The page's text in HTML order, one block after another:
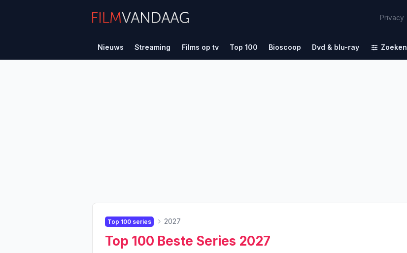
Privacy
Nieuws Streaming Films op tv Top 100 Bioscoop Dvd & blu-ray Zoeken
Top 100 series 2027
Top 100 Beste Series 2027